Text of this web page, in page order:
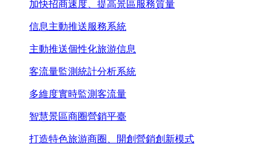
加快招商速度、提高景區服務質量
信息主動推送服務系統
主動推送個性化旅游信息
客流量監測統計分析系統
多維度實時監測客流量
智慧景區商圈營銷平臺
打造特色旅游商圈、開創營銷創新模式